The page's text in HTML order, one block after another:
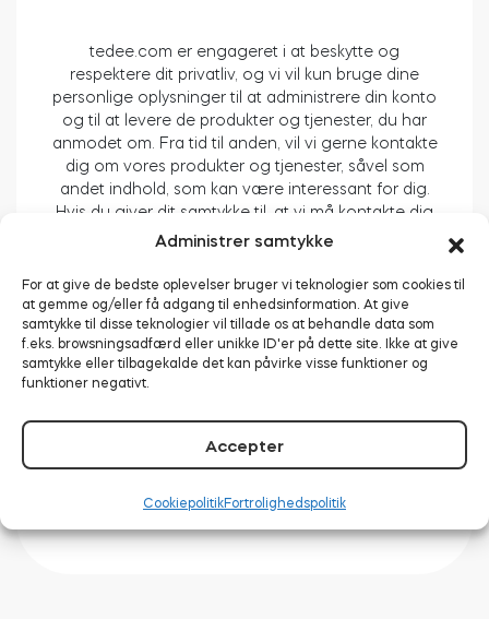
Administrer samtykke
For at give de bedste oplevelser bruger vi teknologier som cookies til
at gemme og/eller få adgang til enhedsinformation. At give
samtykke til disse teknologier vil tillade os at behandle data som
f.eks. browsningsadfærd eller unikke ID'er på dette site. Ikke at give
samtykke eller tilbagekalde det kan påvirke visse funktioner og
funktioner negativt.
Accepter
CookiepolitikFortrolighedspolitik
BleBox Smart Relay-modul
Tedee GO2
tedee.com er engageret i at beskytte og
respektere dit privatliv, og vi vil kun bruge dine
personlige oplysninger til at administrere din konto
og til at levere de produkter og tjenester, du har
anmodet om. Fra tid til anden, vil vi gerne kontakte
dig om vores produkter og tjenester, såvel som
andet indhold, som kan være interessant for dig.
Hvis du giver dit samtykke til, at vi må kontakte dig
til dette formål, skal du sætte kryds nedenfor for at
Modtag anmodninger om feedback og
oplysninger om kundeservice*
Ved at klikke på indsend nedenfor, giver du
samtykke til at, tedee.com må gemme og behandle
at levere det, du har anmodet om.